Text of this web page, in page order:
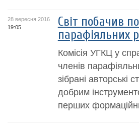
28 вересня 2016
19:05
Світ побачив
парафіяльних
Комісія УГКЦ у
членів
зібрані авторські
добрим
перших